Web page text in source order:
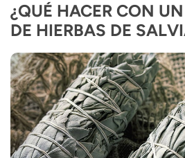
¿QUÉ HACER CON
DE HIERBAS DE